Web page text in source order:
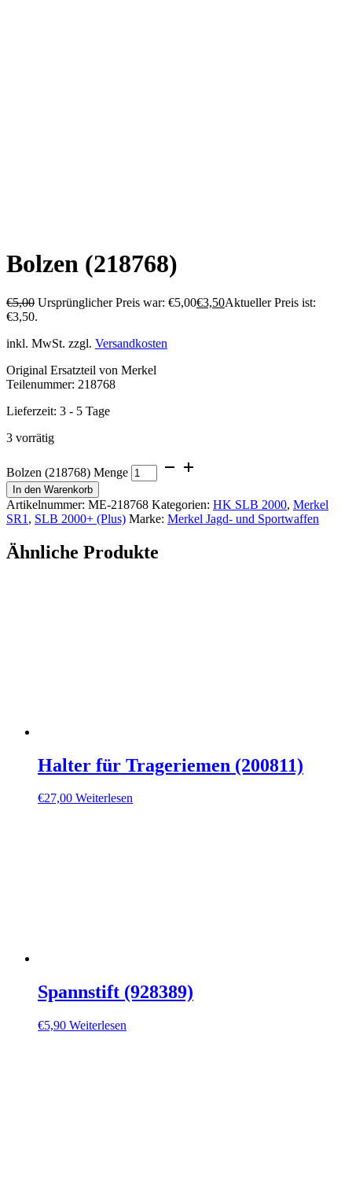
Bolzen (218768)
€5,00 Ursprünglicher Preis war: €5,00€3,50Aktueller Preis ist:
€3,50.
inkl. MwSt. zzgl. Versandkosten
Original Ersatzteil von Merkel
Teilenummer: 218768
Lieferzeit: 3 - 5 Tage
3 vorrätig
Bolzen (218768) Menge
In den Warenkorb
Artikelnummer: ME-218768 Kategorien: HK SLB 2000, Merkel
SR1 , SLB 2000+ (Plus) Marke: Merkel Jagd- und Sportwaffen
Ähnliche Produkte
Halter für Trageriemen (200811)
€27,00 Weiterlesen
Spannstift (928389)
€5,90 Weiterlesen